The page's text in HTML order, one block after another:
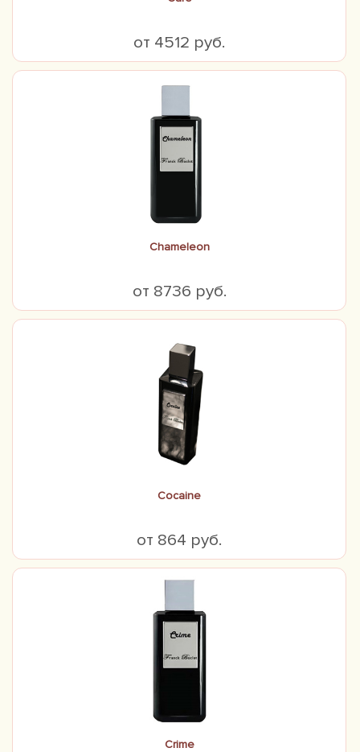
от 4512 руб.
Chameleon
от 8736 руб.
Cocaine
от 864 руб.
Crime